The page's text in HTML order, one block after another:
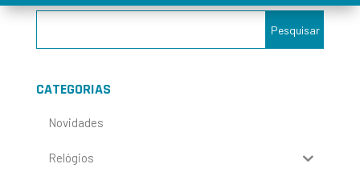
CATEGORIAS
Novidades
Relógios